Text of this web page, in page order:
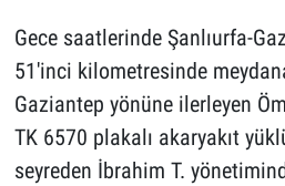
Gece saatlerinde Şanlıurfa-
51'inci kilometresinde
Gaziantep yönüne ilerleyen
TK 6570 plakalı akaryakıt
seyreden İbrahim T.